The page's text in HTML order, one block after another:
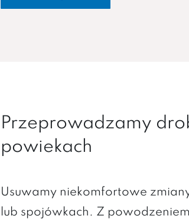
Przeprowadzamy
powiekach
Usuwamy niekomfortowe
lub spojówkach. Z